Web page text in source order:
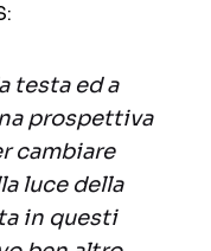
testa ed a
prospettiva
cambiare
luce della
in questi